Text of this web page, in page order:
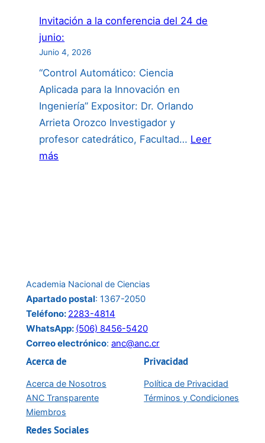
Invitación a la conferencia del 24 de
junio:
Junio 4, 2026
“Control Automático: Ciencia
Aplicada para la Innovación en
Ingeniería” Expositor: Dr. Orlando
Arrieta Orozco Investigador y
profesor catedrático, Facultad… Leer
más
junio:
Academia Nacional de Ciencias
Apartado postal: 1367-2050
Teléfono: 2283-4814
WhatsApp: (506) 8456-5420
Correo electrónico: anc@anc.cr
Acerca de
Acerca de Nosotros
ANC Transparente
Miembros
Privacidad
Política de Privacidad
Términos y Condiciones
Redes Sociales